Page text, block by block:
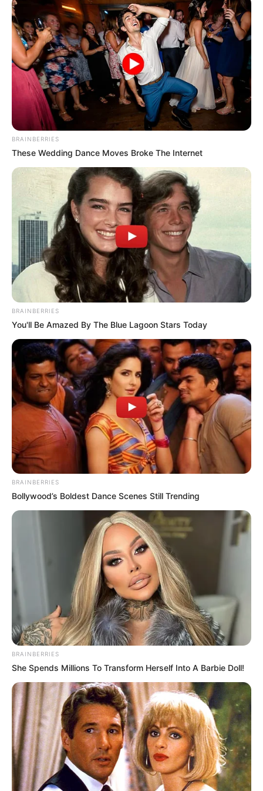
Le Tirage gagnant du pronostic
en or de Logic-Prono
Les meilleurs de ces pronostics sont sur la toute
nouvelle version du logiciel 100 % gratuitLogic-
Prono V3. Vous n’avez plus qu’à les sélectionner et
l’unique et super logiciel du Tiercé Quarté Quinté du
jour en fera la synthèse, ce qui sera peut-être le
meilleur pronostic PMU gagnant.
BRAINBERRIES
These Wedding Dance Moves Broke The Internet
BRAINBERRIES
You'll Be Amazed By The Blue Lagoon Stars Today
BRAINBERRIES
Bollywood’s Boldest Dance Scenes Still Trending
BRAINBERRIES
She Spends Millions To Transform Herself Into A Barbie Doll!